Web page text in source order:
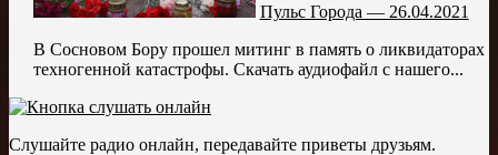
Пульс Города — 26.04.2021
В Сосновом Бору прошел митинг в память о ликвидаторах
техногенной катастрофы. Скачать аудиофайл с нашего...
Слушайте радио онлайн, передавайте приветы друзьям.